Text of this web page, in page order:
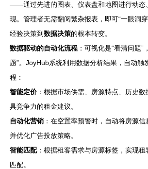
——通过先进的图表、仪表盘和地图进行动态
现。管理者无需翻阅繁杂报表，即可“一眼洞
经验决策到数据决策的根本转变。
数据驱动的自动化流程 ：可视化是“看清问题
题”。JoyHub系统利用数据分析结果，自动触
程：
智能定价：根据市场供需、房源特点、历史
具竞争力的租金建议。
自动化营销 ：在空置率预警时，自动将房源信
并优化广告投放策略。
智能匹配：根据租客需求与房源标签，实现
匹配。